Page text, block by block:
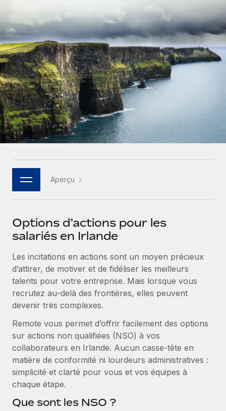
Intégrez et gérez vos freelances partout dans le monde
PEO
Sous-traitez les opérations complexes liées à l’emploi
INFRASTRUCTURE
Intégration Remote
Intégrez vos RH aux flux de travail en toute simplicité
Plateforme
Des fonctions RH clés intégrées pour votre équipe
Connectez n'importe quel outil d’IA à Remote grâce à
notre MCP
Rationalisez vos processus avec des outils essentiels
SERVICES
Demandez aux experts
Recevez des conseils d’experts sur les RH à
l’international et la conformité
Contrôles d’antécédents
Simplifiez vos processus de présélection des
candidats
Remote Watchtower
Gardez un temps d’avance sur les risques en
matière de conformité
Examinez notre service par rapport aux autres
CROISSANCE
Start-ups
Des solutions agiles et internationales pour les RH et la
paie des entreprises en pleine croissance
Entreprises intermédiaires
Développez vos équipes avec des solutions RH sur
mesure
Entreprise
Les RH à l’international pour les grandes entreprises
Partenaires stratégiques de la tech
Intégrez les RH à l’international de manière flexible
Devenir partenaire
Explorez avec nous vos opportunités de partenariat
Remote Build
Bientôt disponible
Conseil en intégrations et automatisations assistées par
ÉTUDES DE CAS
Calculateur de paiement des freelances
Découvrez les devises disponibles et les vitesses de
paiement pour vos freelances internationaux
APPRENDRE AVEC REMOTE
Recherche et guides
Études de cas
Checklists et modèles
Descriptions de postes
Événements
Données sur les salaires et les talents
Centre de ressources
Voir toutes les ressources
Paie multipays
EOR et PEO
Nederlands
Français
Deutsch
Español
Italiano
Português (Portugal)
日本語
한국어
Connexion
Aperçu
Options d’actions pour les
salariés en Irlande
Les incitations en actions sont un moyen précieux
d’attirer, de motiver et de fidéliser les meilleurs
talents pour votre entreprise. Mais lorsque vous
recrutez au‑delà des frontières, elles peuvent
devenir très complexes.
Remote vous permet d’offrir facilement des options
sur actions non qualifiées (NSO) à vos
collaborateurs en Irlande. Aucun casse‑tête en
matière de conformité ni lourdeurs administratives :
simplicité et clarté pour vous et vos équipes à
chaque étape.
Que sont les NSO ?